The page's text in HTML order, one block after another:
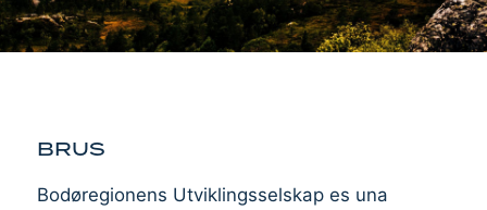
BRUS
Bodøregionens Utviklingsselskap es una